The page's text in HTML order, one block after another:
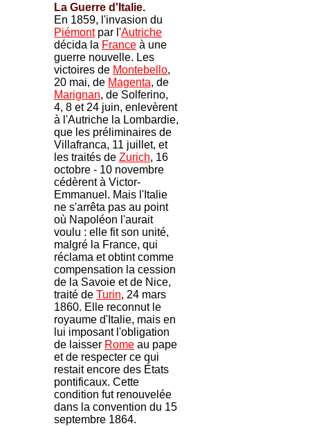
La Guerre d'Italie.
En 1859, l'invasion du
Piémontpar l'Autriche
décida la France à une
guerre nouvelle. Les
victoires de Montebello,
20 mai, de Magenta, de
Marignan, de Solferino,
4, 8 et 24 juin, enlevèrent
à l'Autriche la Lombardie,
que les préliminaires de
Villafranca, 11 juillet, et
les traités de Zurich, 16
octobre - 10 novembre
cédèrent à Victor-
Emmanuel. Mais l'Italie
ne s'arrêta pas au point
où Napoléon l'aurait
voulu : elle fit son unité,
malgré la France, qui
réclama et obtint comme
compensation la cession
de la Savoie et de Nice,
traité de Turin, 24 mars
1860. Elle reconnut le
royaume d'Italie, mais en
lui imposant l'obligation
de laisser Rome au pape
et de respecter ce qui
restait encore des États
pontificaux. Cette
condition fut renouvelée
dans la convention du 15
septembre 1864.